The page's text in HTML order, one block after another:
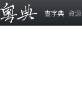
查字典 資源